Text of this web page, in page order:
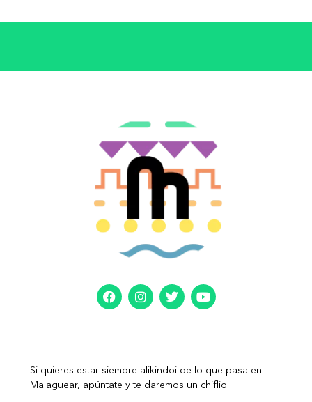
Si quieres estar siempre alikindoi de lo que pasa en
Malaguear, apúntate y te daremos un chiflio.